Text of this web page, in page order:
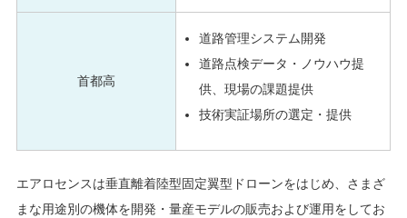
首都高
道路管理システム開発
道路点検データ・ノウハウ提
供、現場の課題提供
技術実証場所の選定・提供
エアロセンスは垂直離着陸型固定翼型ドローンをはじめ、さまざ
まな用途別の機体を開発・量産モデルの販売および運用をしてお